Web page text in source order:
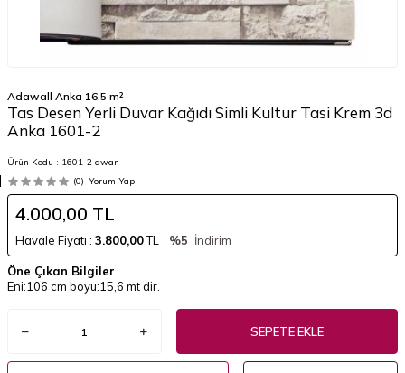
Adawall Anka 16,5 m²
Tas Desen Yerli Duvar Kağıdı Simli Kultur Tasi Krem 3d
Anka 1601-2
Ürün Kodu : 1601-2 awan
(0) Yorum Yap
4.000,00 TL
Havale Fiyatı : 3.800,00TL %5 İndirim
Öne Çıkan Bilgiler
Eni:106 cm boyu:15,6 mt dir.
SEPETE EKLE